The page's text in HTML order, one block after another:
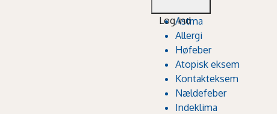
Log ind
Astma
Allergi
Høfeber
Atopisk eksem
Kontakteksem
Nældefeber
Indeklima